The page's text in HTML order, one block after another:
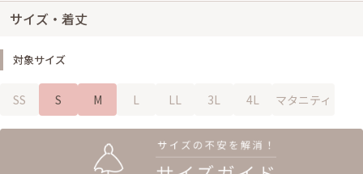
サイズ・着丈
対象サイズ
SS S M L LL 3L 4L マタニティ